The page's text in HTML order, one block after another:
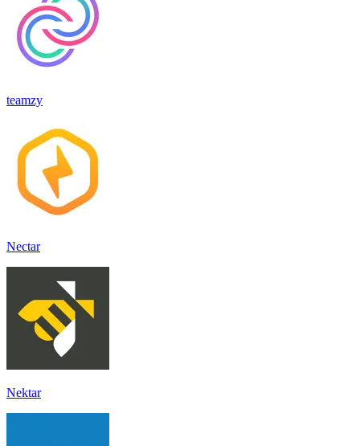
teamzy
Nectar
Nektar